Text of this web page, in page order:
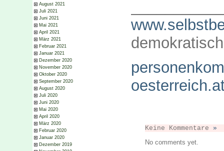
August 2021
Juli 2021
Juni 2021
Mai 2021
April 2021
März 2021
Februar 2021
Januar 2021
Dezember 2020
November 2020
Oktober 2020
September 2020
August 2020
Juli 2020
Juni 2020
Mai 2020
April 2020
März 2020
Februar 2020
Januar 2020
Dezember 2019
Keine Kommentare »
No comments yet.